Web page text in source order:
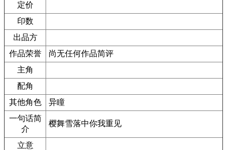
定价
印数
出品方
作品荣誉
尚无任何作品简评
主角
配角
其他角色
异瞳
一句话简
介
樱舞雪落中你我重见
立意